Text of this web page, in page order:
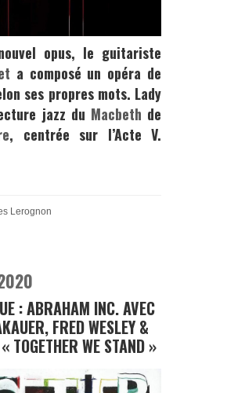
opus, le guitariste
a composé un opéra de
ses propres mots. Lady
jazz du Macbeth de
, centrée sur l’Acte V.
Lerognon
: ABRAHAM INC. AVEC
FRED WESLEY &
TOGETHER WE STAND »